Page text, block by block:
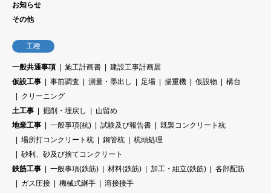
お知らせ
その他
工種
一般共通事項 施工計画書
建設工事計画届
仮設工事
事前調査 測量・墨出し 足場 揚重機 仮設物
構台
クリーニング
土工事
掘削・埋戻し
山留め
地業工事
一般事項(杭) 試験及び報告書
既製コンクリート杭
場所打コンクリート杭
鋼管杭
杭頭処理
砂利、砂及び捨てコンクリート
鉄筋工事
一般事項(鉄筋) 材料(鉄筋) 加工・組立(鉄筋)
各部配筋
ガス圧接
機械式継手
溶接接手